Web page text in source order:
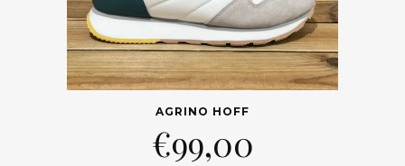
Prix
AGRINO HOFF
€99,00